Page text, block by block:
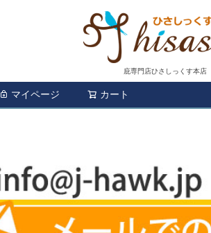
庇専門店ひさしっくす本店
マイページ カート